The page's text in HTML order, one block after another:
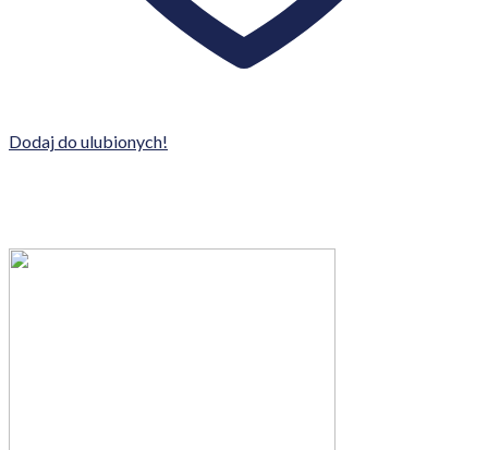
Dodaj do ulubionych!